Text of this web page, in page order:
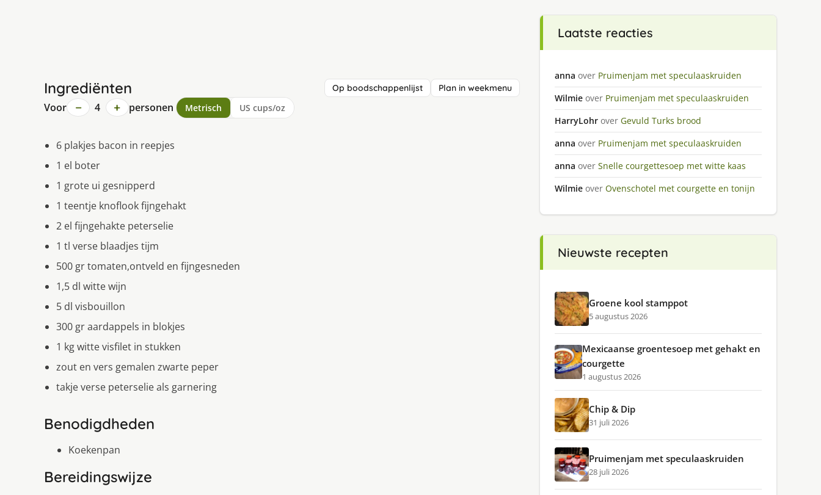
Ingrediënten Op boodschappenlijst Plan in weekmenu
Voor − 4 + personen Metrisch US cups/oz
6 plakjes bacon in reepjes
1 el boter
1 grote ui gesnipperd
1 teentje knoflook fijngehakt
2 el fijngehakte peterselie
1 tl verse blaadjes tijm
500 gr tomaten,ontveld en fijngesneden
1,5 dl witte wijn
5 dl visbouillon
300 gr aardappels in blokjes
1 kg witte visfilet in stukken
zout en vers gemalen zwarte peper
takje verse peterselie als garnering
Benodigdheden
Koekenpan
Bereidingswijze
Laatste reacties
anna over Pruimenjam met speculaaskruiden
Wilmie over Pruimenjam met speculaaskruiden
HarryLohr over Gevuld Turks brood
anna over Pruimenjam met speculaaskruiden
anna over Snelle courgettesoep met witte kaas
Wilmie over Ovenschotel met courgette en tonijn
Nieuwste recepten
Groene kool stamppot
5 augustus 2026
Mexicaanse groentesoep met gehakt en
courgette
1 augustus 2026
Chip & Dip
31 juli 2026
Pruimenjam met speculaaskruiden
28 juli 2026